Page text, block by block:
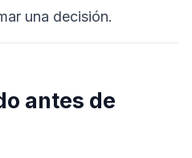
una decisión.
antes de